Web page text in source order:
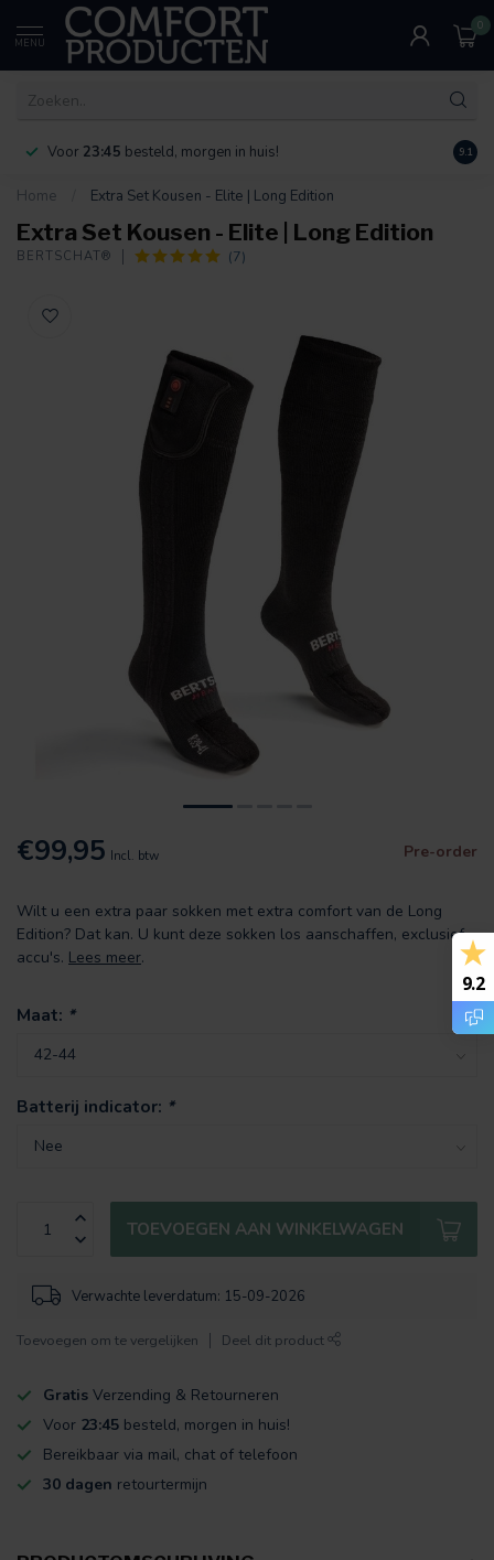
MENU
0
Voor 23:45 besteld, morgen in huis! 9.1
Home Extra Set Kousen - Elite | Long Edition
Extra Set Kousen - Elite | Long Edition
BERTSCHAT® (7)
€99,95 Incl. btw Pre-order
Wilt u een extra paar sokken met extra comfort van de Long
Edition? Dat kan. U kunt deze sokken los aanschaffen, exclusief
accu's. Lees meer.
Maat: *
Batterij indicator: *
TOEVOEGEN AAN WINKELWAGEN
Verwachte leverdatum: 15-09-2026
Toevoegen om te vergelijken Deel dit product
Gratis Verzending & Retourneren
Voor 23:45 besteld, morgen in huis!
Bereikbaar via mail, chat of telefoon
30 dagen retourtermijn
9.2